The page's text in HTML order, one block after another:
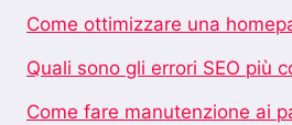
Come ottimizzare una
Quali sono gli errori SEO più
Come fare manutenzione ai